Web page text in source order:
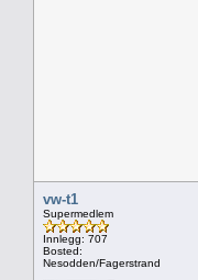
vw-t1
Supermedlem
Innlegg: 707
Bosted:
Nesodden/Fagerstrand